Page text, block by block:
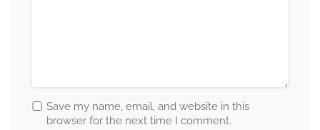
Save my name, email, and website in this
browser for the next time I comment.